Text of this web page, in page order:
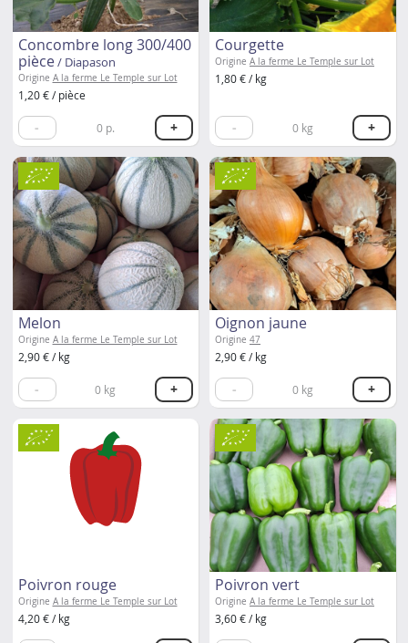
Concombre long 300/400
pièce/ Diapason
Origine A la ferme Le Temple sur Lot
1,20 € / pièce
- 0p. +
Courgette
Origine A la ferme Le Temple sur Lot
1,80 € / kg
- 0kg +
Melon
Origine A la ferme Le Temple sur Lot
2,90 € / kg
- 0 kg +
Oignon jaune
Origine 47
2,90 € / kg
- 0kg +
Poivron rouge
Origine A la ferme Le Temple sur Lot
4,20 € / kg
Poivron vert
Origine A la ferme Le Temple sur Lot
3,60 € / kg